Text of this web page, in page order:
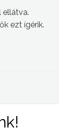
ellátva.
ezt ígérik.